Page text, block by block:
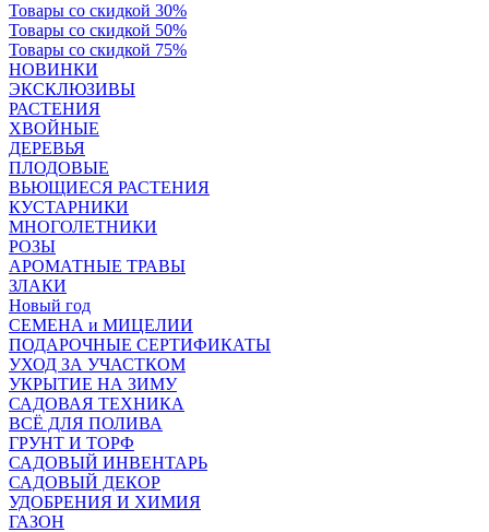
Товары со скидкой 30%
Товары со скидкой 50%
Товары со скидкой 75%
НОВИНКИ
ЭКСКЛЮЗИВЫ
РАСТЕНИЯ
ХВОЙНЫЕ
ДЕРЕВЬЯ
ПЛОДОВЫЕ
ВЬЮЩИЕСЯ РАСТЕНИЯ
КУСТАРНИКИ
МНОГОЛЕТНИКИ
РОЗЫ
АРОМАТНЫЕ ТРАВЫ
ЗЛАКИ
Новый год
СЕМЕНА и МИЦЕЛИИ
ПОДАРОЧНЫЕ СЕРТИФИКАТЫ
УХОД ЗА УЧАСТКОМ
УКРЫТИЕ НА ЗИМУ
САДОВАЯ ТЕХНИКА
ВСЁ ДЛЯ ПОЛИВА
ГРУНТ И ТОРФ
САДОВЫЙ ИНВЕНТАРЬ
САДОВЫЙ ДЕКОР
УДОБРЕНИЯ И ХИМИЯ
ГАЗОН